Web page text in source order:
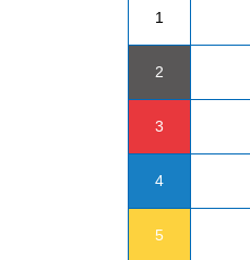
1
2
3
4
5